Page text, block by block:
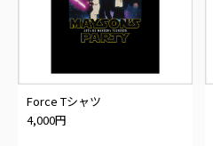
Force Tシャツ
4,000円